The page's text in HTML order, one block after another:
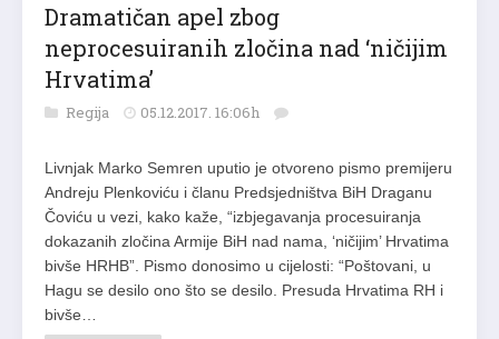
Dramatičan apel zbog
neprocesuiranih zločina nad ‘ničijim
Hrvatima’
Regija 05.12.2017. 16:06h
Livnjak Marko Semren uputio je otvoreno pismo premijeru
Andreju Plenkoviću i članu Predsjedništva BiH Draganu
Čoviću u vezi, kako kaže, “izbjegavanja procesuiranja
dokazanih zločina Armije BiH nad nama, ‘ničijim’ Hrvatima
bivše HRHB”. Pismo donosimo u cijelosti: “Poštovani, u
Hagu se desilo ono što se desilo. Presuda Hrvatima RH i
bivše…